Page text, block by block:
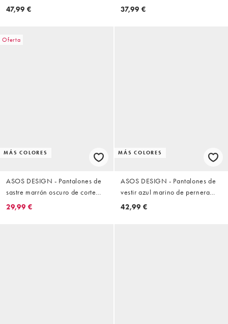
ancha con cinturón de tejido
47,99 €
tapered sin cierres
37,99 €
Oferta
MÁS COLORES
ASOS DESIGN - Pantalones de
sastre marrón oscuro de corte
tapered sin cierres
29,99 €
MÁS COLORES
ASOS DESIGN - Pantalones de
vestir azul marino de pernera
suelta con pinzas
42,99 €